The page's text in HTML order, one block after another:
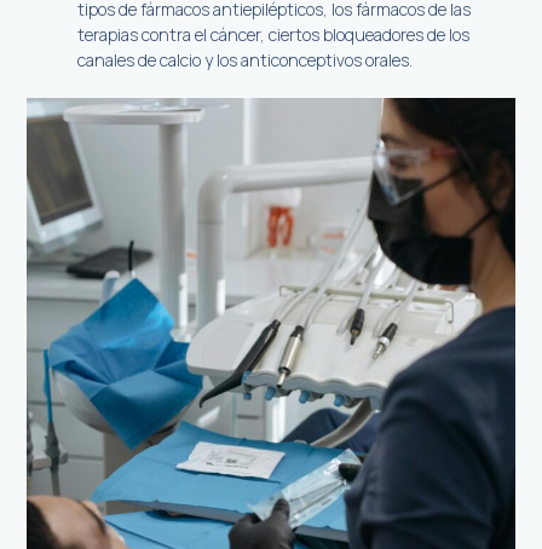
tipos de fármacos antiepilépticos, los fármacos de las
terapias contra el cáncer, ciertos bloqueadores de los
canales de calcio y los anticonceptivos orales.